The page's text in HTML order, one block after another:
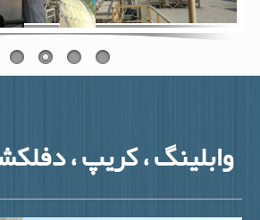
وابلینگ ، کریپ ، دفلکشن